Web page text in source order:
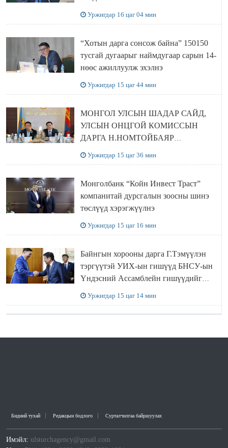
Уржигдар 16 цаг 04 мин
“Хотын дарга сонсож байна” 150150
тусгай дугаарыг наймдугаар сарын 14-
нөөс ажиллуулж эхэлнэ
Уржигдар 15 цаг 44 мин
МОНГОЛ УЛСЫН ШАДАР САЙД,
УЛСЫН ОНЦГОЙ КОМИССЫН
ДАРГА Н.НОМТОЙБАЯР
Уржигдар 15 цаг 36 мин
Монголбанк “Койн Инвест Траст”
компанитай дурсгалын зоосны шинэ
төслүүд хэрэгжүүлнэ
Уржигдар 15 цаг 16 мин
Байнгын хорооны дарга Г.Тэмүүлэн
тэргүүтэй УИХ-ын гишүүд БНСУ-ын
Үндэсний Ассамблейн гишүүдийг
Уржигдар 15 цаг 14 мин
Бидний тухай Редакцын бодлого Сурталчилгаа байршуулах
Имэйл: ulsturchagency@gmail.com